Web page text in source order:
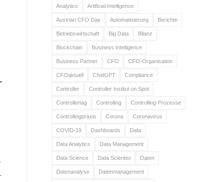
Analytics Artificial Intelligence
Austrian CFO Day Automatisierung Berichte
Betriebswirtschaft Big Data Bilanz
Blockchain Business Intelligence
Business Partner CFO CFO-Organisation
CFOaktuell ChatGPT Compliance
Controller Controller Institut on Spot
Controllertag Controlling Controlling-Prozesse
Controllingpraxis Corona Coronavirus
COVID-19 Dashboards Data
Data Analytics Data Management
Data Science Data Scientist Daten
Datenanalyse Datenmanagement